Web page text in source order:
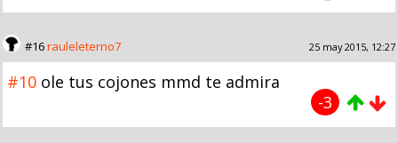
#16rauleleterno7 25 may 2015, 12:27
#10 ole tus cojones mmd te admira
-3